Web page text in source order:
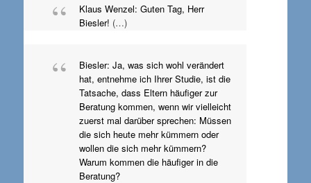
Klaus Wenzel: Guten Tag, Herr
Biesler! (…)
Biesler: Ja, was sich wohl verändert
hat, entnehme ich Ihrer Studie, ist die
Tatsache, dass Eltern häufiger zur
Beratung kommen, wenn wir vielleicht
zuerst mal darüber sprechen: Müssen
die sich heute mehr kümmern oder
wollen die sich mehr kümmern?
Warum kommen die häufiger in die
Beratung?